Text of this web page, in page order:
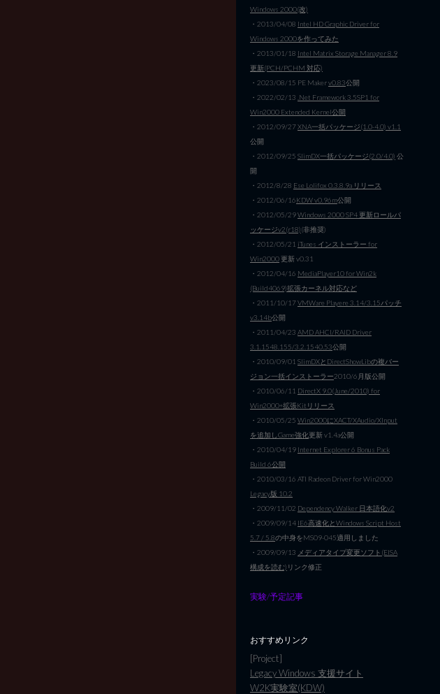
Windows 2000(改)
・2013/04/08 Intel HD Graphic Driver for
Windows 2000を作ってみた
・2013/01/18 Intel Matrix Storage Manager 8.9
更新(PCH/PCHM 対応)
・2023/08/15 PE Makerv0.83公開
・2022/02/13 .Net Framework 3.5SP1 for
Win2000 Extended Kernel公開
・2012/09/27XNA一括パッケージ(1.0-4.0) v1.1
公開
・2012/09/25 SlimDX一括パッケージ(2.0/4.0) 公
開
・2012/8/28 Ese Lolifox 0.3.8.9a リリース
・2012/06/16KDW v0.96m公開
・2012/05/29Windows 2000 SP4 更新ロールパ
ッケージv2(r18)(非推奨)
・2012/05/21 iTunes インストーラー for
Win2000更新 v0.31
・2012/04/16 MediaPlayer10 for Win2k
(Build4069)拡張カーネル対応など
・2011/10/17VMWare Playere 3.14/3.15パッチ
v3.14b公開
・2011/04/23 AMD AHCI/RAID Driver
3.1.1548.155/3.2.1540.53公開
・2010/09/01 SlimDXとDirectShowLibの複バー
ジョン一括インストーラー2010/6月版公開
・2010/06/11 DirectX 9.0(June/2010) for
Win2000+拡張Kitリリース
・2010/05/25 Win2000にXACT/XAudio/XInput
を追加しGame強化更新 v1.4a公開
・2010/04/19 Internet Explorer 6 Bonus Pack
Build 6公開
・2010/03/16 ATI Radeon Driver for Win2000
Legacy版 10.2
・2009/11/02 Dependency Walker 日本語化v2
・2009/09/14 IE6高速化とWindows Script Host
5.7 / 5.8の中身をMS09-045適用しました
・2009/09/13 メディアタイプ変更ソフト(EISA
構成を読む) リンク修正
実験/予定記事
おすすめリンク
[Project]
Legacy Windows 支援サイト
W2K実験室(KDW)